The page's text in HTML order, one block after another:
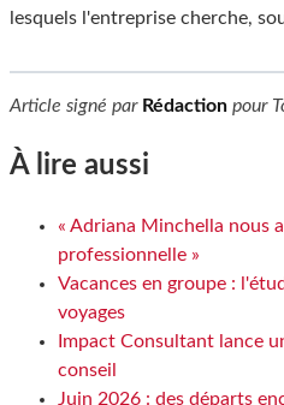
lesquels l'entreprise cherche,
Article signé par Rédactionpour
À lire aussi
« Adriana Minchella nous
professionnelle »
Vacances en groupe :
voyages
Impact Consultant lance
conseil
Juin 2026 : des départs